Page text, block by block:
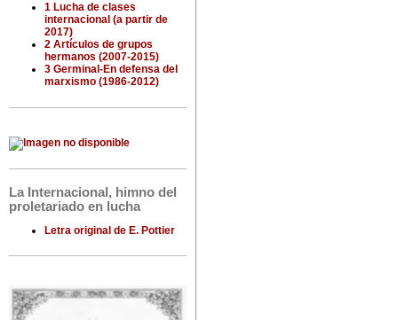
1 Lucha de clases
internacional (a partir de
2017)
2 Artículos de grupos
hermanos (2007-2015)
3 Germinal-En defensa del
marxismo (1986-2012)
La Internacional, himno del
proletariado en lucha
Letra original de E. Pottier